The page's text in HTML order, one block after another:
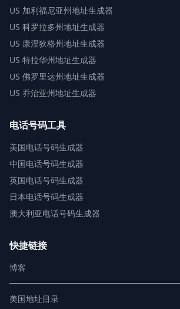
US 加利福尼亚州地址生成器
US 科罗拉多州地址生成器
US 康涅狄格州地址生成器
US 特拉华州地址生成器
US 佛罗里达州地址生成器
US 乔治亚州地址生成器
电话号码工具
美国电话号码生成器
中国电话号码生成器
英国电话号码生成器
日本电话号码生成器
澳大利亚电话号码生成器
快捷链接
博客
美国地址目录